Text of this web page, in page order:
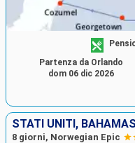
Partenza da Orlando
dom 06 dic 2026
STATI UNITI,
8 giorni, Norwegian Epic